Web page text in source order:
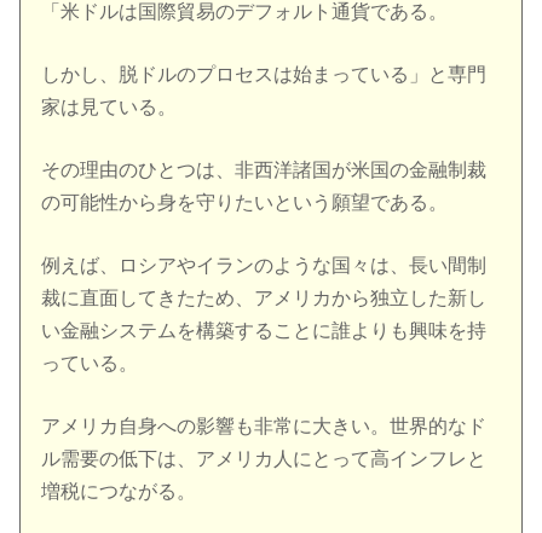
「米ドルは国際貿易のデフォルト通貨である。
しかし、脱ドルのプロセスは始まっている」と専門
家は見ている。
その理由のひとつは、非西洋諸国が米国の金融制裁
の可能性から身を守りたいという願望である。
例えば、ロシアやイランのような国々は、長い間制
裁に直面してきたため、アメリカから独立した新し
い金融システムを構築することに誰よりも興味を持
っている。
アメリカ自身への影響も非常に大きい。世界的なド
ル需要の低下は、アメリカ人にとって高インフレと
増税につながる。